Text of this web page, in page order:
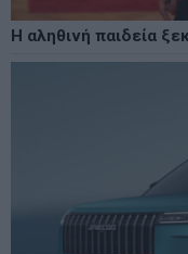
Η αληθινή παιδεία